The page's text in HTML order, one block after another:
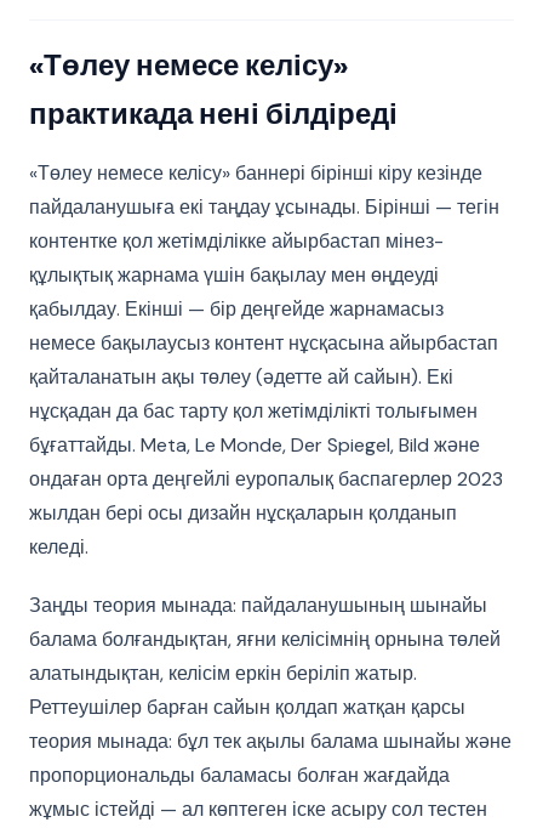
«Төлеу немесе келісу»
практикада нені білдіреді
«Төлеу немесе келісу» баннері бірінші кіру кезінде
пайдаланушыға екі таңдау ұсынады. Бірінші — тегін
контентке қол жетімділікке айырбастап мінез-
құлықтық жарнама үшін бақылау мен өңдеуді
қабылдау. Екінші — бір деңгейде жарнамасыз
немесе бақылаусыз контент нұсқасына айырбастап
қайталанатын ақы төлеу (әдетте ай сайын). Екі
нұсқадан да бас тарту қол жетімділікті толығымен
бұғаттайды. Meta, Le Monde, Der Spiegel, Bild және
ондаған орта деңгейлі еуропалық баспагерлер 2023
жылдан бері осы дизайн нұсқаларын қолданып
келеді.
Заңды теория мынада: пайдаланушының шынайы
балама болғандықтан, яғни келісімнің орнына төлей
алатындықтан, келісім еркін беріліп жатыр.
Реттеушілер барған сайын қолдап жатқан қарсы
теория мынада: бұл тек ақылы балама шынайы және
пропорциональды баламасы болған жағдайда
жұмыс істейді — ал көптеген іске асыру сол тестен